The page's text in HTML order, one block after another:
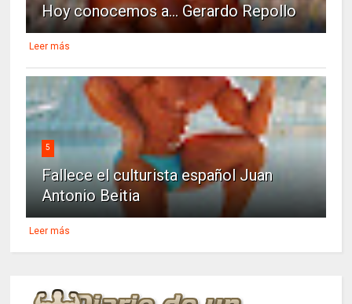
Hoy conocemos a... Gerardo Repollo
Leer más
5
Fallece el culturista español Juan
Antonio Beitia
Leer más